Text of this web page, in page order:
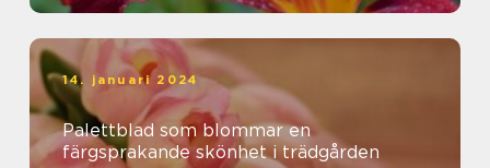
14. januari 2024
Palettblad som blommar en
färgsprakande skönhet i trädgården